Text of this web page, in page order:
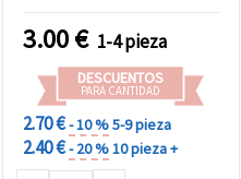
3.00€ 1-4 pieza
DESCUENTOS
PARA CANTIDAD
2.70 €- 10 %5-9 pieza
2.40 €- 20 %10 pieza +